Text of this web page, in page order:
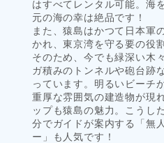
はすべてレンタル可能。海
元の海の幸は絶品です！
また、猿島はかつて日本軍
かれ、東京湾を守る要の役
そのため、今でも緑深い木
ガ積みのトンネルや砲台跡
っています。明るいビーチ
重厚な雰囲気の建造物が現
ップも猿島の魅力。こうし
分でガイドが案内する「無
ー」も人気です！